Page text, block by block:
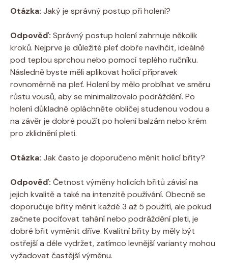
Otázka: Jaký je správný postup při holení?
Odpověď: Správný postup holení zahrnuje několik
kroků. Nejprve je důležité pleť dobře navlhčit, ideálně
pod teplou sprchou nebo pomocí teplého ručníku.
Následně byste měli aplikovat holicí přípravek
rovnoměrně na pleť. Holení by mělo probíhat ve směru
růstu vousů, aby se minimalizovalo podráždění. Po
holení důkladně opláchněte obličej studenou vodou a
na závěr je dobré použít po holení balzám nebo krém
pro zklidnění pleti.
Otázka: Jak často je doporučeno měnit holicí břity?
Odpověď: Četnost výměny holicích břitů závisí na
jejich kvalitě a také na intenzitě používání. Obecně se
doporučuje břity měnit každé 3 až 5 použití, ale pokud
začnete pociťovat tahání nebo podráždění pleti, je
dobré břit vyměnit dříve. Kvalitní břity by měly být
ostřejší a déle vydržet, zatímco levnější varianty mohou
vyžadovat častější výměnu.